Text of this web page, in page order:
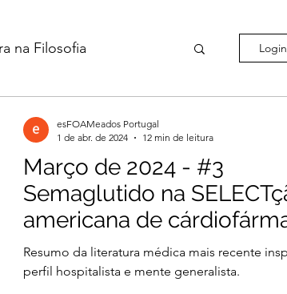
na Filosofia
Março 2026
Março de 2024 - #3
Semaglutido na
americana de
Resumo da literatura médica mais recente
perfil hospitalista e mente generalista.
esFOAMeados Portugal
1 de abr. de 2024
12 min de leitura